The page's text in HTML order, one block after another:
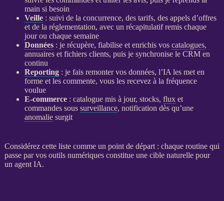
main si besoin
Veille: suivi de la concurrence, des tarifs, des appels d’offres
et de la réglementation, avec un récapitulatif remis chaque
jour ou chaque semaine
Données: je récupère, fiabilise et enrichis vos catalogues,
annuaires et fichiers clients, puis je synchronise le CRMen
continu
Reporting: je fais remonter vos données, l’IA les met en
forme et les commente, vous les recevez à la fréquence
voulue
E-commerce: cataloguemis à jour, stocks, fluxet
commandes sous surveillance, notification dès qu’une
anomaliesurgit
Considérez cette liste comme un point de départ : chaque routine qui
passe par vos outils numériques constitue une cible naturelle pour
un agent IA.